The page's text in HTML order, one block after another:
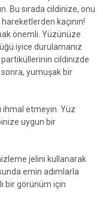
Bu sırada cildinize, onu
kaçının!
önemli. Yüzünüze
iyice durulamanız
partiküllerinin cildinizde
yumuşak bir
etmeyin. Yüz
uygun bir
jelini kullanarak
emin adımlarla
bir görünüm için